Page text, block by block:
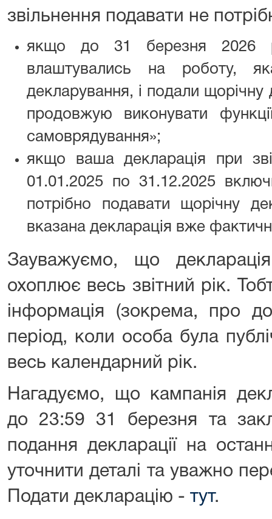
звільнення подавати не
якщо до 31 березня 2026
влаштувались на роботу,
декларування, і подали
продовжую виконувати
самоврядування»;
якщо ваша декларація при
01.01.2025 по 31.12.2025
потрібно подавати щорічну
вказана декларація вже
Зауважуємо, що
охоплює весь звітний рік.
інформація (зокрема, про
період, коли особа була
весь календарний рік.
Нагадуємо, що кампанія
до 23:59 31 березня та
подання декларації на
уточнити деталі та уважно
Подати декларацію - тут.